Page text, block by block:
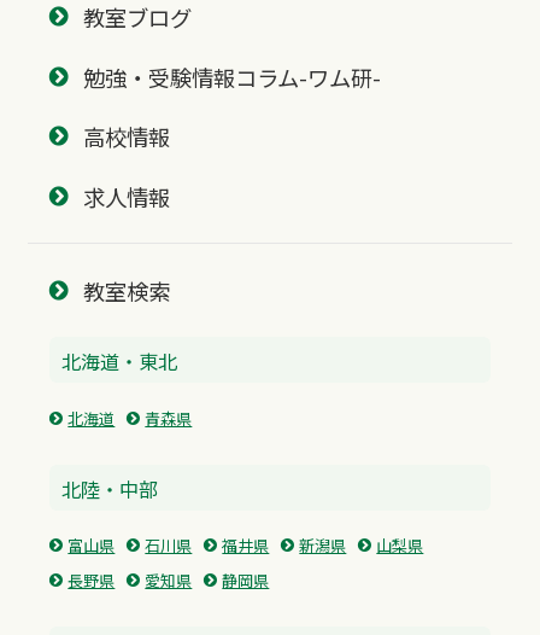
教室ブログ
勉強・受験情報コラム-ワム研-
高校情報
求人情報
教室検索
北海道・東北
北海道 青森県
北陸・中部
富山県 石川県 福井県 新潟県
山梨県
長野県
愛知県 静岡県